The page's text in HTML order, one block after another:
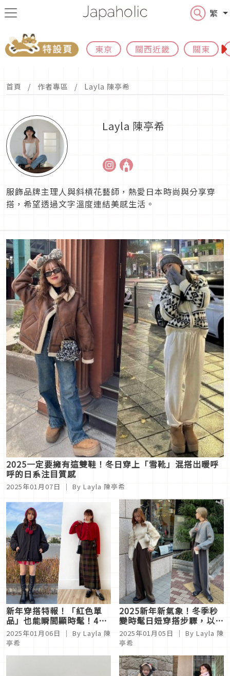
繁
東京 關西近畿 關東
首頁 作者專區 Layla 陳亭希
Layla 陳亭希
服飾品牌主理人與斜槓花藝師，熱愛日本時尚與分享穿
搭，希望透過文字溫度連結美感生活。
2025一定要擁有這雙鞋！冬日穿上「雪靴」混搭出暖呼
呼的日系注目質感
2025年01月07日 ｜ By Layla 陳亭希
新年穿搭特報！「紅色單
品」也能瞬間顯時髦！4套
造型靈感連結搶眼注目層次
2025年01月06日
｜ By Layla 陳
亭希
2025新年新氣象！冬季秒
變時髦日妞穿搭步驟，以
「針織衫+寬褲」打造注目
度
2025年01月05日
｜ By Layla 陳
亭希